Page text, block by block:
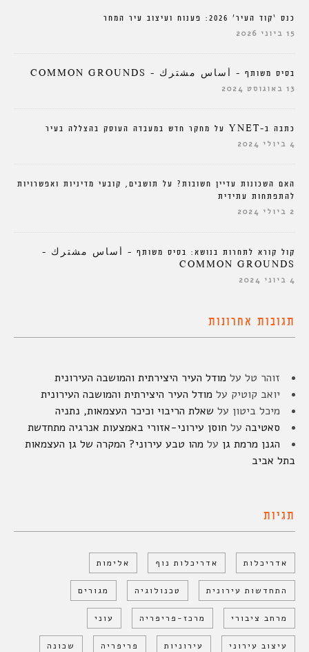
כנס ‘קוד העיר’ 2026: פענוח ועיצוב עיר המחר
15 ביוני 2026
בסיס משותף – أساس مشترك – COMMON GROUNDS
13 באוגוסט 2024
כתבה ב-YNET על מחקר חדש במעבדה העוסק בהצללה בעיר
4 ביולי 2024
האם השכונות עדיין חשובות? על תושבים, קובעי מדיניות ואפשרויות
להתפתחות עתידית
2 ביולי 2024
קול קורא לתחרות בנושא: בסיס משותף – أساس مشترك –
COMMON GROUNDS
4 ביוני 2024
תגובות אחרונות
זוהר טל על מודל העיר היצירתית והמושבה העירונית
יואב קוטיק על מודל העיר היצירתית והמושבה העירונית
מיכל ביטון על שאלת הריבוי וכיכר העצמאות, נתניה
סאטיבה על חוסן עירוני-אזורי באמצעות אנרגיה מתחדשת
הגנן מרמת גן על מהו טבע עירוני? המקרה של גן העצמאות
בתל אביב
תגיות
אדריכלות אדריכלות נוף אלימות
התחדשות עירונית טכנולוגיה מגורים
מרחב ציבורי מרכז-פריפריה עוני
עיצוב עירוני עירוניות פריפריה שכונה